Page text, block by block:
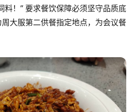
料！” 要求餐饮保障必须坚守品质底
大服第二供餐指定地点，为会议餐